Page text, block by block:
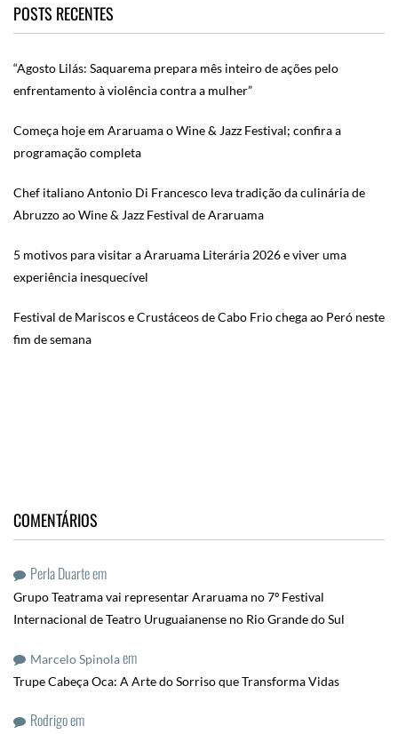
POSTS RECENTES
“Agosto Lilás: Saquarema prepara mês inteiro de ações pelo
enfrentamento à violência contra a mulher”
Começa hoje em Araruama o Wine & Jazz Festival; confira a
programação completa
Chef italiano Antonio Di Francesco leva tradição da culinária de
Abruzzo ao Wine & Jazz Festival de Araruama
5 motivos para visitar a Araruama Literária 2026 e viver uma
experiência inesquecível
Festival de Mariscos e Crustáceos de Cabo Frio chega ao Peró neste
fim de semana
COMENTÁRIOS
Perla Duarteem
Grupo Teatrama vai representar Araruama no 7º Festival
Internacional de Teatro Uruguaianense no Rio Grande do Sul
Marcelo Spinolaem
Trupe Cabeça Oca: A Arte do Sorriso que Transforma Vidas
Rodrigoem